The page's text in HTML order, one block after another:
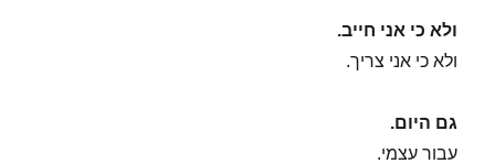
ולא כי אני חייב.
ולא כי אני צריך.
גם היום.
עבור עצמי.